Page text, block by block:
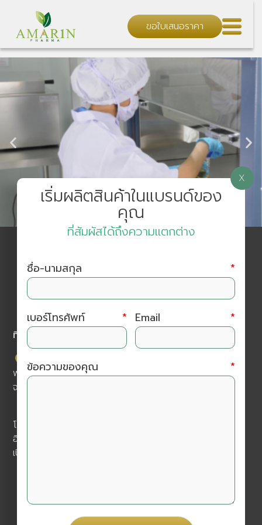
ขอใบเสนอราคา
เริ่มผลิตสินค้าในแบรนด์ของ
คุณ
ที่สัมผัสได้ถึงความแตกต่าง
ชื่อ-นามสกุล *
เบอร์โทรศัพท์ * Email *
ข้อความของคุณ *
X
ที่อยู่ติดต่อเรา
บริษัท อมรินทร์ ฟาร์มา (ประเทศไทย) จำกัด โครงการ เค
พาร์ค เลขที่ 111/21 ม.2 ต.หนองหอย อ.เมืองเชียงใหม่
จ.เชียงใหม่ 50000
โทร :
อีเมล :
เปิดบริการทุกวันจันทร์ - วันเสาร์ 9.00 -18.00 น.